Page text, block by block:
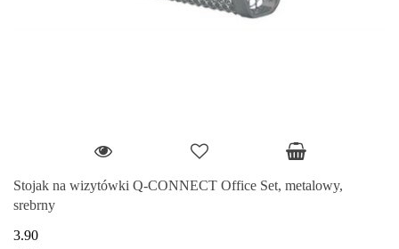
Stojak na wizytówki Q-CONNECT Office Set, metalowy,
srebrny
3.90